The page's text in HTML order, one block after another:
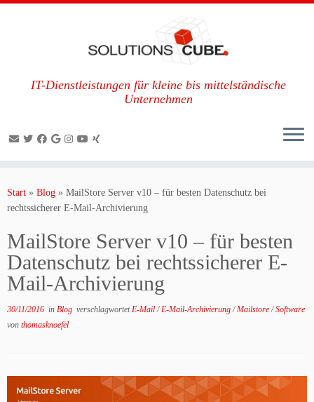
Inhalt
springen
IT-Dienstleistungen für kleine bis mittelständische
Unternehmen
Start » Blog » MailStore Server v10 – für besten Datenschutz bei
rechtssicherer E-Mail-Archivierung
MailStore Server v10 – für besten
Datenschutz bei rechtssicherer E-
Mail-Archivierung
30/11/2016 in Blog verschlagwortetE-Mail/E-Mail-Archivierung/Mailstore/Software
von thomasknoefel